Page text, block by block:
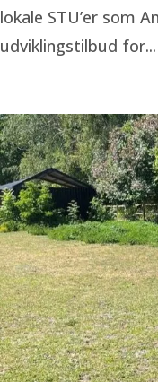
lokale STU’er som
udviklingstilbud for...